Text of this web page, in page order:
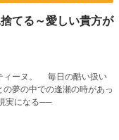
てる～愛しい貴方が
ィーヌ。 毎日の酷い扱い
夢の中での逢瀬の時があっ
現実になる──